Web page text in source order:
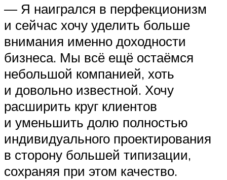
— Я наигрался в перфекционизм
и сейчас хочу уделить больше
внимания именно доходности
бизнеса. Мы всё ещё остаёмся
небольшой компанией, хоть
и довольно известной. Хочу
расширить круг клиентов
и уменьшить долю полностью
индивидуального проектирования
в сторону большей типизации,
сохраняя при этом качество.